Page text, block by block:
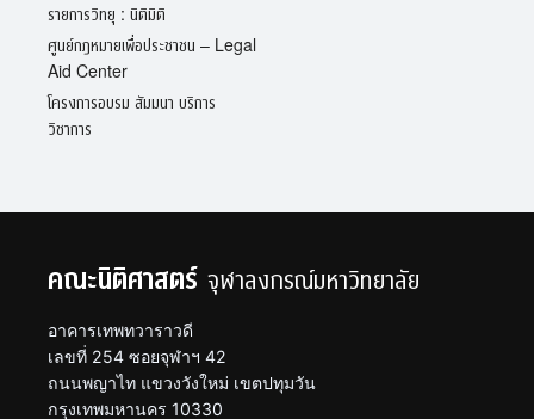
รายการวิทยุ : นิติมิติ
ศูนย์กฎหมายเพื่อประชาชน – Legal
Aid Center
โครงการอบรม สัมมนา บริการ
วิชาการ
คณะนิติศาสตร์ จุฬาลงกรณ์มหาวิทยาลัย
อาคารเทพทวาราวดี
เลขที่ 254 ซอยจุฬาฯ 42
ถนนพญาไท แขวงวังใหม่ เขตปทุมวัน
กรุงเทพมหานคร 10330